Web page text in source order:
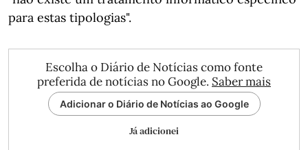
para estas tipologias".
Escolha o Diário de Notícias como fonte
preferida de notícias no Google. Saber mais
Adicionar o Diário de Notícias ao Google
Já adicionei